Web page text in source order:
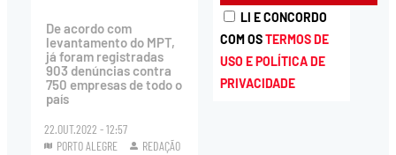
De acordo com
levantamento do MPT,
já foram registradas
903 denúncias contra
750 empresas de todo o
país
22.OUT.2022 - 12:57
PORTO ALEGRE
REDAÇÃO
LI E CONCORDO
COM OSTERMOS DE
USO E POLÍTICA DE
PRIVACIDADE